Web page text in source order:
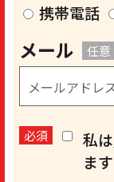
携帯電話
メール 任意
必須 私は
ます